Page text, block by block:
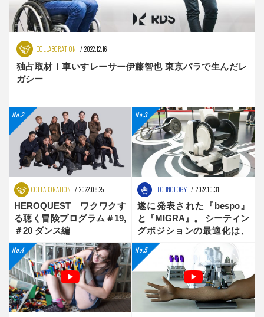
COLLABORATION 2022.12.16
独占取材！車いすレーサー伊藤智也 東京パラで生んだレ
ガシー
COLLABORATION 2022.08.25
HEROQUEST ワクワクす
る聴く冒険プログラム＃19,
＃20 ダンス編
TECHNOLOGY 2022.10.31
遂に発表された『bespo』
と『MIGRA』。 シーティン
グポジションの最適化は、
新時代へ